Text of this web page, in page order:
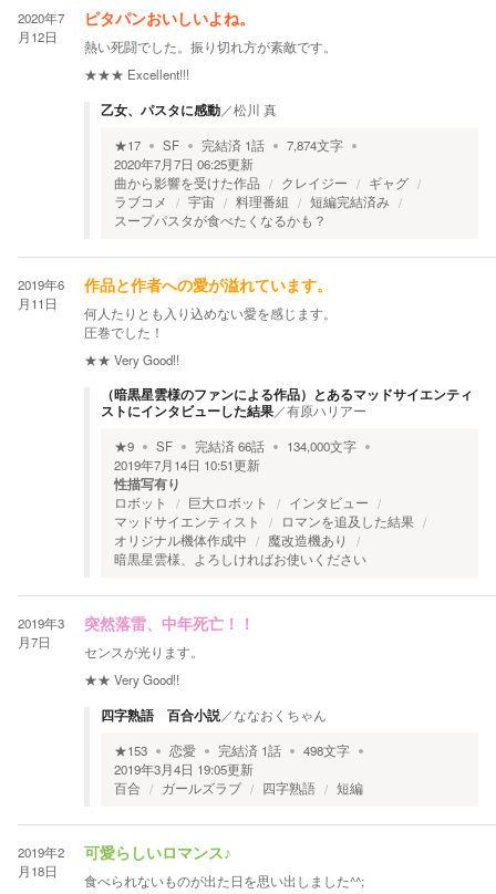
2020年7
月12日
ピタパンおいしいよね。
熱い死闘でした。振り切れ方が素敵です。
★★★ Excellent!!!
乙女、パスタに感動／松川 真
★17 SF 完結済 1話 7,874文字
2020年7月7日 06:25更新
曲から影響を受けた作品
クレイジー
ギャグ
ラブコメ
宇宙 料理番組
短編完結済み
スープパスタが食べたくなるかも？
2019年6
月11日
作品と作者への愛が溢れています。
何人たりとも入り込めない愛を感じます。
圧巻でした！
★★ Very Good!!
（暗黒星雲様のファンによる作品）とあるマッドサイエンティ
ストにインタビューした結果／有原ハリアー
★9 SF 完結済66話 134,000文字
2019年7月14日 10:51更新
性描写有り
ロボット 巨大ロボット
インタビュー
マッドサイエンティスト
ロマンを追及した結果
オリジナル機体作成中
魔改造機あり
暗黒星雲様、よろしければお使いください
2019年3
月7日
突然落雷、中年死亡！！
センスが光ります。
★★ Very Good!!
四字熟語 百合小説／ななおくちゃん
★153 恋愛 完結済 1話 498文字
2019年3月4日 19:05更新
百合
ガールズラブ 四字熟語 短編
2019年2
月18日
可愛らしいロマンス♪
食べられないものが出た日を思い出しました^^;